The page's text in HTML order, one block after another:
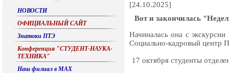
НОВОСТИ
ОФИЦИАЛЬНЫЙ САЙТ
Знатоки ПТЭ
Конференция "СТУДЕНТ-НАУКА-
ТЕХНИКА"
Наш филиал в МАХ
[24.10.2025]
Вот и закончилась
Начиналась она с
Социально-кадровый центр
17 октября студенты